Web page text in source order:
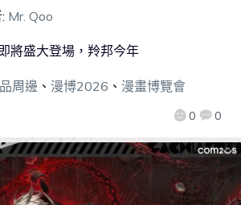
Mr. Qoo
0 0
將盛大登場，羚邦今年
周邊 、 漫博2026 、 漫畫博覽會